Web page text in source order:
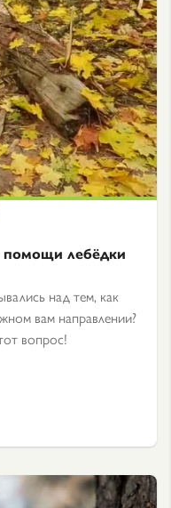
помощи лебёдки
над тем, как
вам направлении?
вопрос!